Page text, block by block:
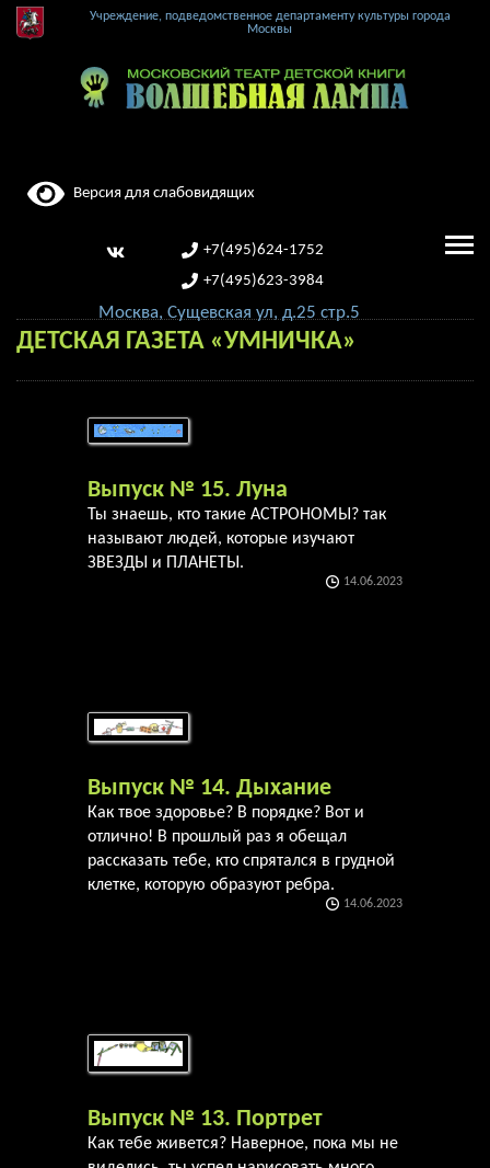
Учреждение, подведомственное департаменту культуры города
Москвы
Версия для слабовидящих
+7(495)624-1752
+7(495)623-3984
Москва, Сущевская ул, д.25 стр.5
ДЕТСКАЯ ГАЗЕТА «УМНИЧКА»
Выпуск № 15. Луна
Ты знаешь, кто такие АСТРОНОМЫ? так
называют людей, которые изучают
ЗВЕЗДЫ и ПЛАНЕТЫ.
14.06.2023
Выпуск № 14. Дыхание
Как твое здоровье? В порядке? Вот и
отлично! В прошлый раз я обещал
рассказать тебе, кто спрятался в грудной
клетке, которую образуют ребра.
14.06.2023
Выпуск № 13. Портрет
Как тебе живется? Наверное, пока мы не